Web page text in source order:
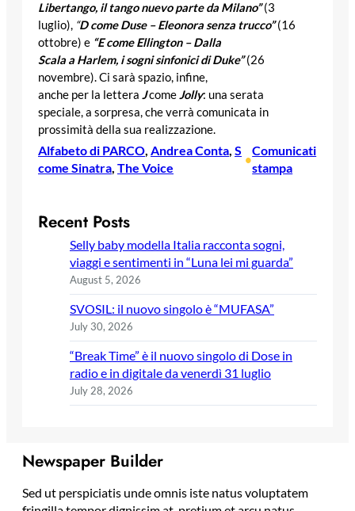
Libertango, il tango nuevo parte da Milano”(3
luglio), “D come Duse – Eleonora senza trucco”(16
ottobre) e “E come Ellington – Dalla
Scala a Harlem, i sognisinfonici di Duke”(26
novembre). Ci sarà spazio, infine,
anche per la lettera JcomeJolly: una serata
speciale, a sorpresa, che verrà comunicata in
prossimità della sua realizzazione.
Alfabeto di PARCO, Andrea Conta, S
come Sinatra, The Voice
•
Comunicati
stampa
Recent Posts
Selly baby modella Italia racconta sogni,
viaggi e sentimenti in “Luna lei mi guarda”
August 5, 2026
SVOSIL: il nuovo singolo è “MUFASA”
July 30, 2026
“Break Time” è il nuovo singolo di Dose in
radio e in digitale da venerdì 31 luglio
July 28, 2026
Newspaper Builder
Sed ut perspiciatis unde omnis iste natus voluptatem